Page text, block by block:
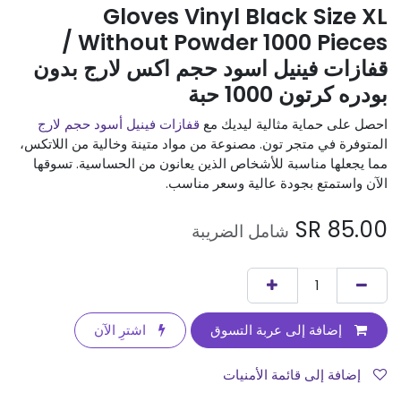
Gloves Vinyl Black Size XL
Without Powder 1000 Pieces /
قفازات فينيل اسود حجم اكس لارج بدون
بودره كرتون 1000 حبة
احصل على حماية مثالية ليديك مع قفازات فينيل أسود حجم لارج
المتوفرة في متجر تون. مصنوعة من مواد متينة وخالية من اللاتكس،
مما يجعلها مناسبة للأشخاص الذين يعانون من الحساسية. تسوقها
الآن واستمتع بجودة عالية وسعر مناسب.
85.00 شامل الضريبة
إضافة إلى عربة التسوق اشترِ الآن